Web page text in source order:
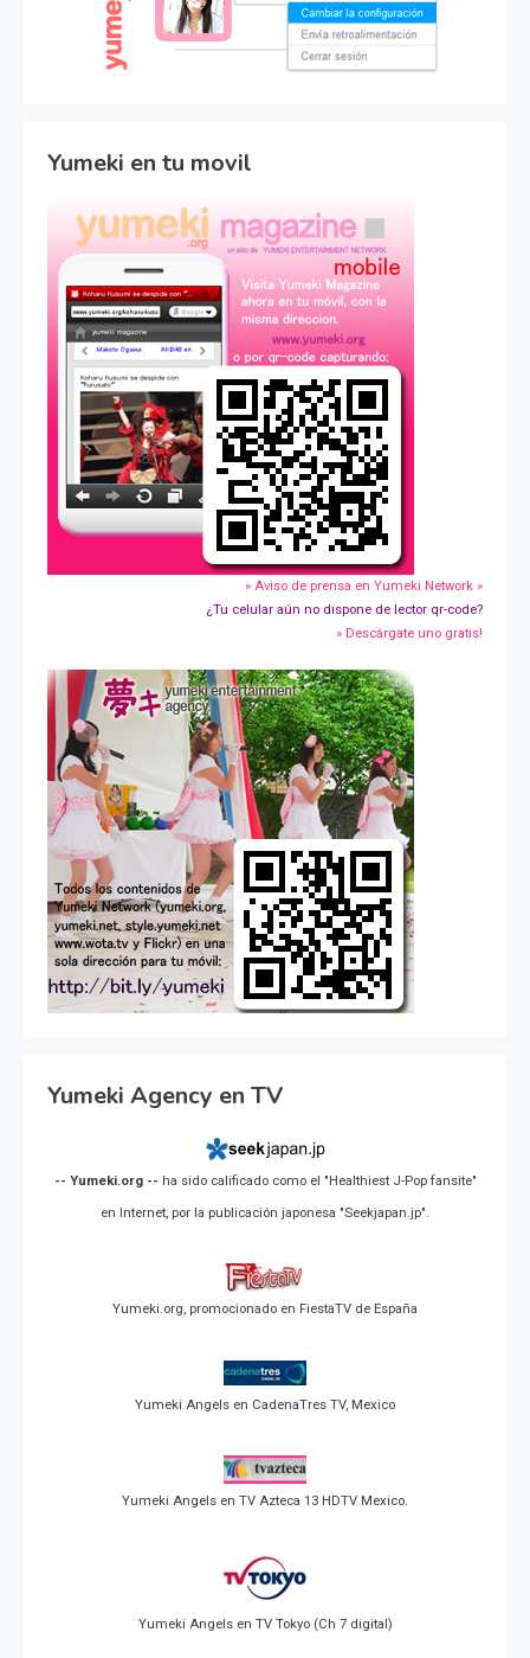
Yumeki en tu movil
» Aviso de prensa en Yumeki Network »
¿Tu celular aún no dispone de lector qr-code?
» Descárgate uno gratis!
Yumeki Agency en TV
-- Yumeki.org -- ha sido calificado como el "Healthiest J-Pop fansite"
en Internet, por la publicación japonesa "Seekjapan.jp".
Yumeki.org, promocionado en FiestaTV de España
Yumeki Angels en CadenaTres TV, Mexico
Yumeki Angels en TV Azteca 13 HDTV Mexico.
Yumeki Angels en TV Tokyo (Ch 7 digital)